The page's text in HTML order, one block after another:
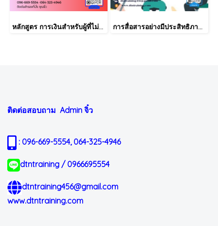
หลักสูตร การเงินสำหรับผู้ที่ไม่ได้มีวิชาชีพด้านการเงิน (Finance for Non-Finance Professionals) การสื่อสารอย่างมีประสิทธิภาพ เพื่อความสำเร็จในการทำงาน
ติดต่อสอบถาม Admin จิ๋ว
: 096-669-5554, 064-325-4946
dtntraining / 0966695554
dtntraining456@gmail.com
www.dtntraining.com